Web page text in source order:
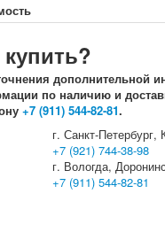
купить?
дополнительной
по наличию и
+7 (911) 544-82-81.
г. Санкт-Петербург,
+7 (921) 744-38-98
г. Вологда,
+7 (911) 544-82-81